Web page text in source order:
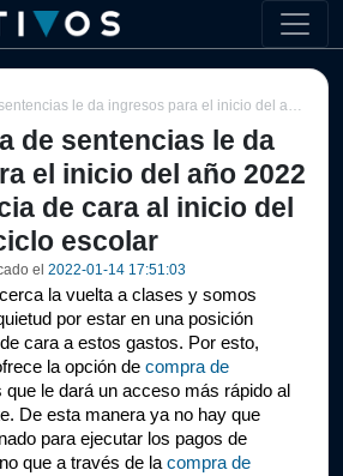
ingresos para el inicio del año 2022 y la solvencia de cara al inicio del ciclo escolar
de sentencias le da
el inicio del año 2022
de cara al inicio del
escolar
el 2022-01-14 17:51:03
la vuelta a clases y somos
por estar en una posición
cara a estos gastos. Por esto,
la opción de compra de
que le dará un acceso más rápido al
De esta manera ya no hay que
para ejecutar los pagos de
que a través de la compra de